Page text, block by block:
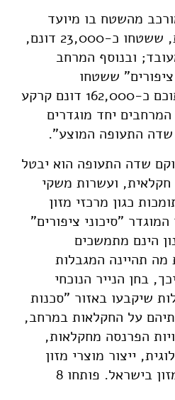
מהשטח בו מיועד
שדה התעופה להיבנות, ששטחו כ-23,000 דונם,
ובנוסף המרחב
ששטחו
כ-554,000 דונם, מתוכם כ-162,000 דונם קרקע
יחד מוגדרים
שדה התעופה המוצע".
שדה התעופה הוא יבטל
קרקע חקלאית, ועשרות משקי
כגון מרכזי מזון
"סיכוני ציפורים"
הינם מתמשכים
תהיינה המגבלות
בחן הנייר הנוכחי
שיקבעו באזור "סכנות
על החקלאות במרחב,
הפרנסה מחקלאות,
ייצור מוצרי מזון
מהחקלאות וביטחון המזון בישראל. פותחו 8